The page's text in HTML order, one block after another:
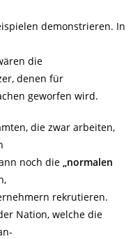
demonstrieren. In
die
denen für
geworfen wird.
die zwar arbeiten,
noch die „normalen
rekrutieren.
Nation, welche die